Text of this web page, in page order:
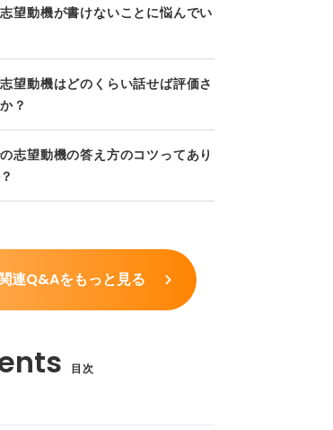
望動機が書けないことに悩んでい
望動機はどのくらい話せば評価さ
？
志望動機の答え方のコツってあり
連Q&Aをもっと見る
目次